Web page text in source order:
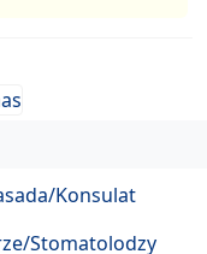
Konsulat
Stomatolodzy